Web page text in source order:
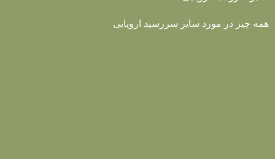
همه چیز در مورد سایز سررسید اروپایی